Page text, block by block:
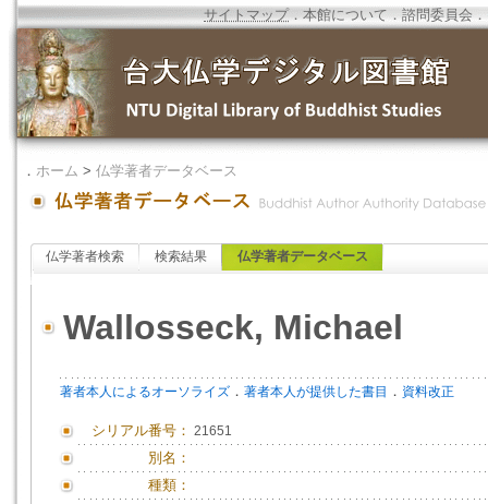
サイトマップ．本館について ．諮問委員会 ．
． ホーム > 仏学著者データベース
仏学著者検索 検索結果 仏学著者データベース
Wallosseck, Michael
著者本人によるオーソライズ ． 著者本人が提供した書目 ． 資料改正
シリアル番号： 21651
別名：
種類：